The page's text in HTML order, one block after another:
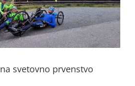
svetovno prvenstvo